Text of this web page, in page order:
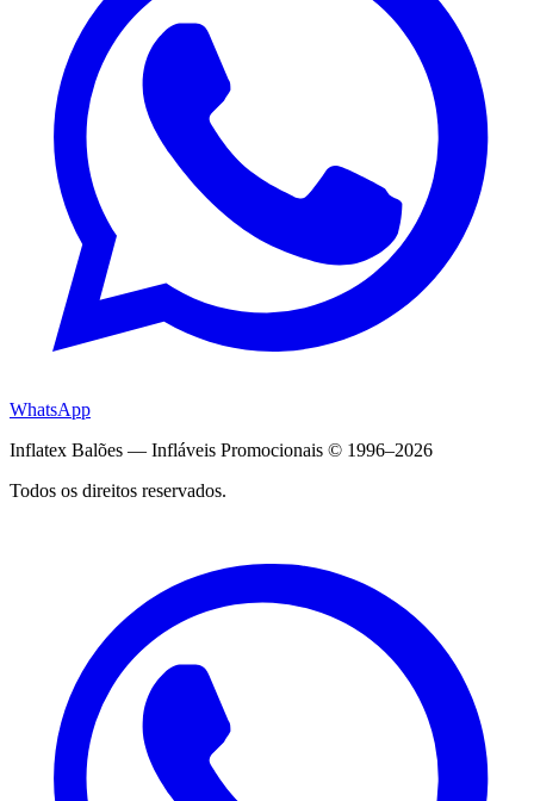
WhatsApp
Inflatex Balões — Infláveis Promocionais © 1996–2026
Todos os direitos reservados.